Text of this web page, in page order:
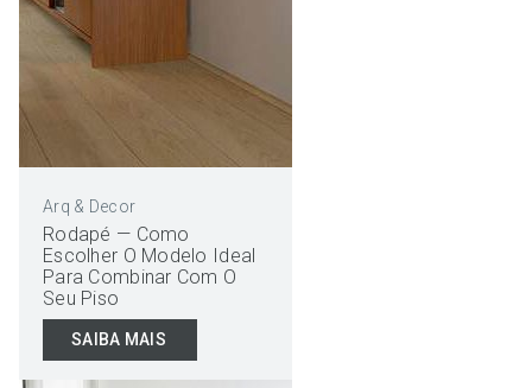
Arq & Decor
Rodapé — Como
Escolher O Modelo Ideal
Para Combinar Com O
Seu Piso
SAIBA MAIS